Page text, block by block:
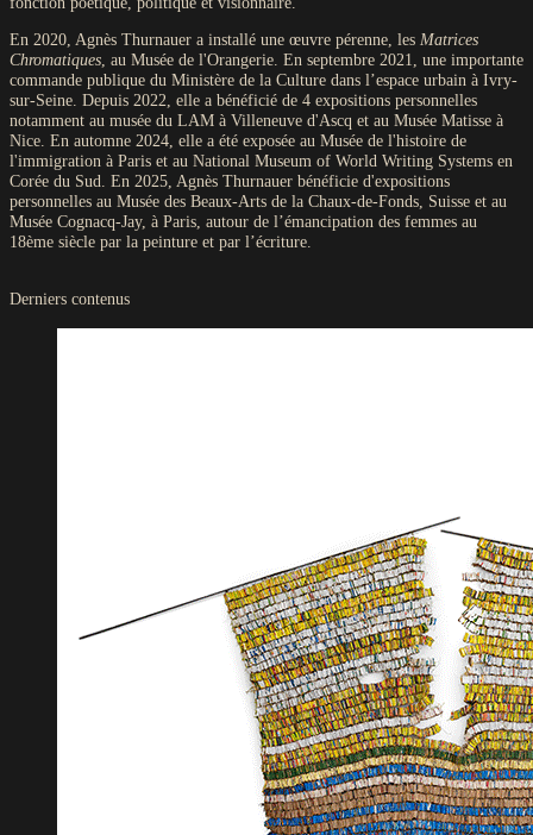
En 2020, Agnès Thurnauer a installé une œuvre pérenne, les Matrices
Chromatiques , au Musée de l'Orangerie. En septembre 2021, une importante
commande publique du Ministère de la Culture dans l’espace urbain à Ivry-
sur-Seine. Depuis 2022, elle a bénéficié de 4 expositions personnelles
notamment au musée du LAM à Villeneuve d'Ascq et au Musée Matisse à
Nice. En automne 2024, elle a été exposée au Musée de l'histoire de
l'immigration à Paris et au National Museum of World Writing Systems en
Corée du Sud. En 2025, Agnès Thurnauer bénéficie d'expositions
personnelles au Musée des Beaux-Arts de la Chaux-de-Fonds, Suisse et au
Musée Cognacq-Jay, à Paris, autour de l’émancipation des femmes au
18ème siècle par la peinture et par l’écriture.
Derniers contenus